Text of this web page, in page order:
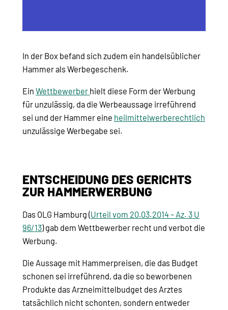
In der Box befand sich zudem ein handelsüblicher
Hammer als Werbegeschenk.
Ein Wettbewerber hielt diese Form der Werbung
für unzulässig, da die Werbeaussage irreführend
sei und der Hammer eine heilmittelwerberechtlich
unzulässige Werbegabe sei.
ENTSCHEIDUNG DES GERICHTS
ZUR HAMMERWERBUNG
Das OLG Hamburg (Urteil vom 20.03.2014 – Az. 3 U
96/13) gab dem Wettbewerber recht und verbot die
Werbung.
Die Aussage mit Hammerpreisen, die das Budget
schonen sei irreführend, da die so beworbenen
Produkte das Arzneimittelbudget des Arztes
tatsächlich nicht schonten, sondern entweder